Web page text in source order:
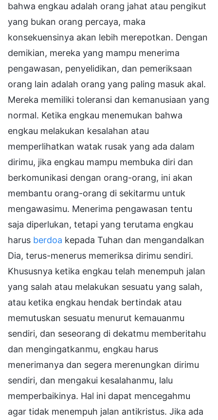
bahwa engkau adalah orang jahat atau pengikut
yang bukan orang percaya, maka
konsekuensinya akan lebih merepotkan. Dengan
demikian, mereka yang mampu menerima
pengawasan, penyelidikan, dan pemeriksaan
orang lain adalah orang yang paling masuk akal.
Mereka memiliki toleransi dan kemanusiaan yang
normal. Ketika engkau menemukan bahwa
engkau melakukan kesalahan atau
memperlihatkan watak rusak yang ada dalam
dirimu, jika engkau mampu membuka diri dan
berkomunikasi dengan orang-orang, ini akan
membantu orang-orang di sekitarmu untuk
mengawasimu. Menerima pengawasan tentu
saja diperlukan, tetapi yang terutama engkau
harus berdoa kepada Tuhan dan mengandalkan
Dia, terus-menerus memeriksa dirimu sendiri.
Khususnya ketika engkau telah menempuh jalan
yang salah atau melakukan sesuatu yang salah,
atau ketika engkau hendak bertindak atau
memutuskan sesuatu menurut kemauanmu
sendiri, dan seseorang di dekatmu memberitahu
dan mengingatkanmu, engkau harus
menerimanya dan segera merenungkan dirimu
sendiri, dan mengakui kesalahanmu, lalu
memperbaikinya. Hal ini dapat mencegahmu
agar tidak menempuh jalan antikristus. Jika ada